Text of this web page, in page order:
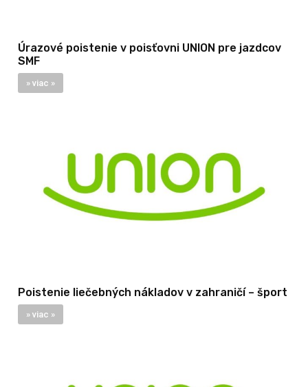
Úrazové poistenie v poisťovni UNION pre jazdcov
SMF
» viac »
Poistenie liečebných nákladov v zahraničí – šport
» viac »